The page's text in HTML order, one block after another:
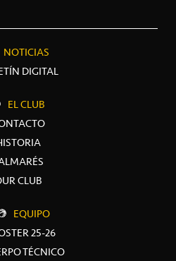
NOTICIAS
DIGITAL
EL CLUB
CLUB
EQUIPO
25-26
TÉCNICO